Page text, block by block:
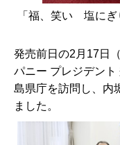
「福、笑い 塩にぎ
発売前日の2月17日
パニー プレジデン
島県庁を訪問し、内
ました。